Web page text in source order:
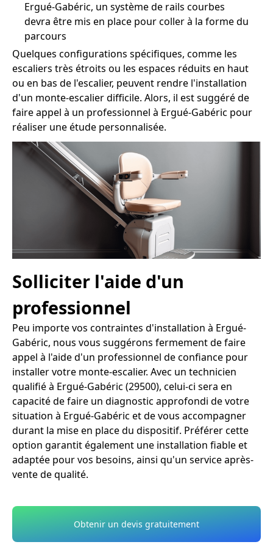
Ergué-Gabéric, un système de rails courbes
devra être mis en place pour coller à la forme du
parcours
Quelques configurations spécifiques, comme les
escaliers très étroits ou les espaces réduits en haut
ou en bas de l'escalier, peuvent rendre l'installation
d'un monte-escalier difficile. Alors, il est suggéré de
faire appel à un professionnel à Ergué-Gabéric pour
réaliser une étude personnalisée.
Solliciter l'aide d'un
professionnel
Peu importe vos contraintes d'installation à Ergué-
Gabéric, nous vous suggérons fermement de faire
appel à l'aide d'un professionnel de confiance pour
installer votre monte-escalier. Avec un technicien
qualifié à Ergué-Gabéric (29500), celui-ci sera en
capacité de faire un diagnostic approfondi de votre
situation à Ergué-Gabéric et de vous accompagner
durant la mise en place du dispositif. Préférer cette
option garantit également une installation fiable et
adaptée pour vos besoins, ainsi qu'un service après-
vente de qualité.
Obtenir un devis gratuitement